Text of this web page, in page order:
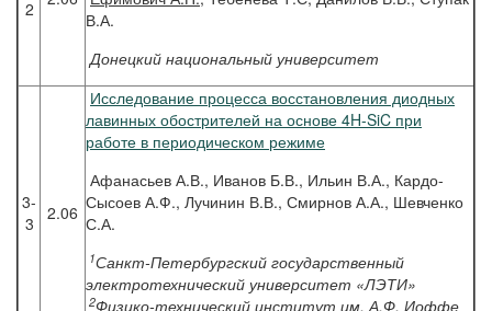
2
В.А.
Донецкий национальный университет
3-
3
2.06
Исследование процесса восстановления диодных
лавинных обострителей на основе 4H-SiC при
работе в периодическом режиме
Афанасьев А.В., Иванов Б.В., Ильин В.А., Кардо-
Сысоев А.Ф., Лучинин В.В., Смирнов А.А., Шевченко
С.А.
1Санкт-Петербургский государственный
электротехнический университет «ЛЭТИ»
2Физико-технический институт им. А.Ф. Иоффе